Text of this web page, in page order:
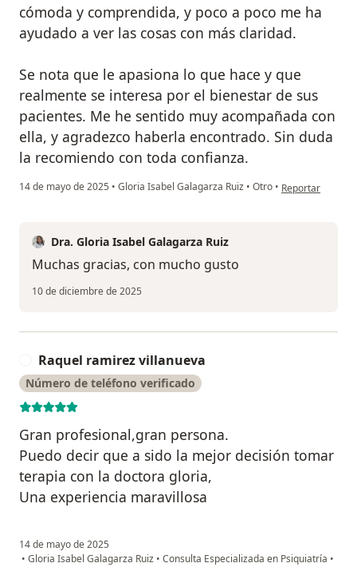
cómoda y comprendida, y poco a poco me ha
ayudado a ver las cosas con más claridad.
Se nota que le apasiona lo que hace y que
realmente se interesa por el bienestar de sus
pacientes. Me he sentido muy acompañada con
ella, y agradezco haberla encontrado. Sin duda
la recomiendo con toda confianza.
14 de mayo de 2025 • Gloria Isabel Galagarza Ruiz • Otro • en opinión del
Reportar
Dra. Gloria Isabel Galagarza Ruiz
Muchas gracias, con mucho gusto
10 de diciembre de 2025
Raquel ramirez villanueva
Número de teléfono verificado
Gran profesional,gran persona.
Puedo decir que a sido la mejor decisión tomar
terapia con la doctora gloria,
Una experiencia maravillosa
14 de mayo de 2025
• Gloria Isabel Galagarza Ruiz • Consulta Especializada en Psiquiatría •